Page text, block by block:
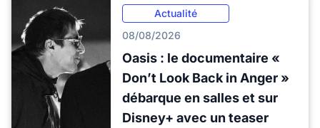
Actualité
08/08/2026
Oasis : le documentaire «
Don’t Look Back in Anger »
débarque en salles et sur
Disney+ avec un teaser